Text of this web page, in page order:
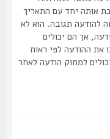
יחד עם התאריך
תגובה. הוא לא
הם יכולים
לפי ראות
למחוק הודעה לאחר